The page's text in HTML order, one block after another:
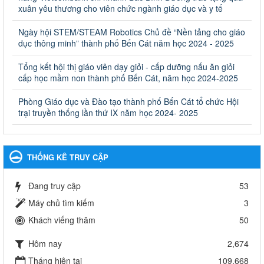
giáo dục khác thuộc thẩm quyền giải quyết của Sở Giáo dục
và Đào tạo, Ủy ban nhân dân cấp huyện
Quyết định công bố thủ tục hành chính bị bãi bỏ trong lĩnh vực
giáo dục đào tạo thuộc hệ giáo dục quốc dân và cơ sở giáo dục
khác thuộc thẩm quyền giải quyết của Sở Giáo dục và Đào tạo,
Ủy ban nhân dân cấp huyện
Ngày ban hành: 30/09/2024
Hướng dẫn thực hiện nhiệm vụ giáo dục tiểu học năm học
2024-2025
Hướng dẫn thực hiện nhiệm vụ giáo dục tiểu học năm học 2024-
2025
Ngày ban hành: 26/09/2024
Tổ chức các hoạt động hè cho học sinh năm 2024
Ngày ban hành: 24/05/2024
Tổ chức phong trào trồng cây xanh trong ngành Giáo dục
Tổ chức phong trào trồng cây xanh trong ngành Giáo dục và Đào
tạo năm 2024
xuân yêu thương cho viên chức ngành giáo dục và y tế
Ngày hội STEM/STEAM Robotics Chủ đề “Nền tảng cho giáo
dục thông minh” thành phố Bến Cát năm học 2024 - 2025
Tổng kết hội thị giáo viên dạy giỏi - cấp dưỡng nấu ăn giỏi
cấp học mầm non thành phố Bến Cát, năm học 2024-2025
Phòng Giáo dục và Đào tạo thành phố Bến Cát tổ chức Hội
trại truyền thống lần thứ IX năm học 2024- 2025
THỐNG KÊ TRUY CẬP
Đang truy cập
53
Máy chủ tìm kiếm
3
Khách viếng thăm
50
Hôm nay
2,674
Tháng hiện tại
109,668